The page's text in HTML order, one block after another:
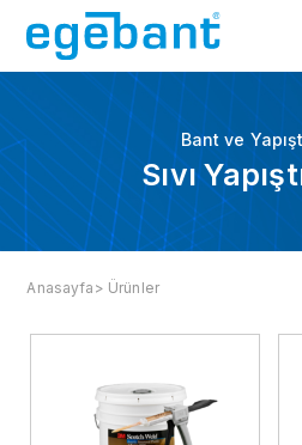
Bant ve
Sıvı
Anasayfa > Ürünler